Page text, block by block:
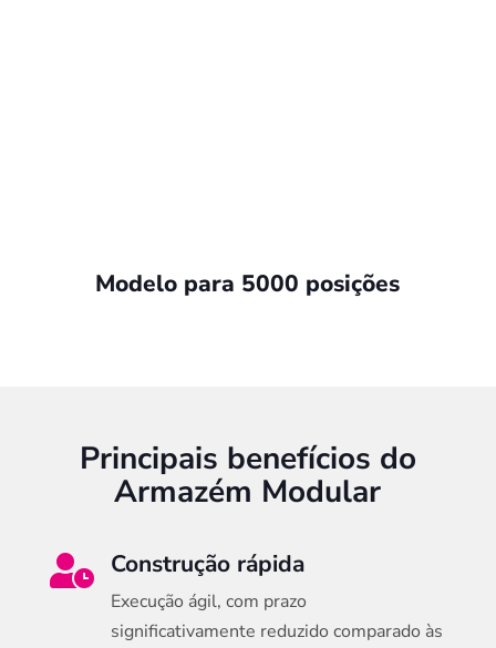
Modelo para 5000 posições
Principais benefícios do
Armazém Modular
 Construção rápida
Execução ágil, com prazo
significativamente reduzido comparado às